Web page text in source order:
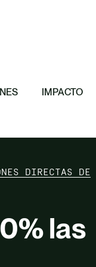
11 principios
IMPACTO
DIRECTAS DE
las